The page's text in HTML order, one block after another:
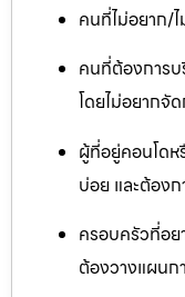
คนที่ไม่อยาก/
คนที่ต้องการบ
โดยไม่อยากจัด
ผู้ที่อยู่คอนโดห
บ่อย และต้อง
ครอบครัวที่อย
ต้องวางแผนก